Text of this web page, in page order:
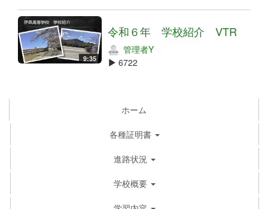
9:35
令和６年 学校紹介 VTR
管理者Y
6722
ホーム
各種証明書
進路状況
学校概要